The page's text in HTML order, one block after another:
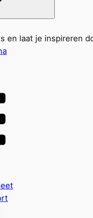
en laat je inspireren